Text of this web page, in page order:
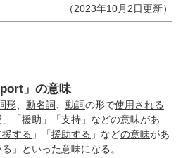
（2023年10月2日更新）
」の意味
形 動名詞 動詞の形で使用される
」「援助 」「支持 」などの意味があ
する 」「援助する 」などの意味があ
る」といった意味になる。